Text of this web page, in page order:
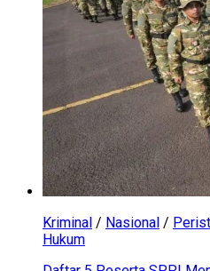
Kriminal / Nasional /
Hukum